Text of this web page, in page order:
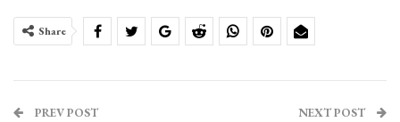
Share
PREV POST NEXT POST